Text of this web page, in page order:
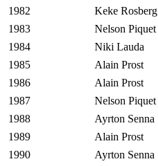
1982
Keke Rosberg
1983
Nelson Piquet
1984
Niki Lauda
1985
Alain Prost
1986
Alain Prost
1987
Nelson Piquet
1988
Ayrton Senna
1989
Alain Prost
1990
Ayrton Senna